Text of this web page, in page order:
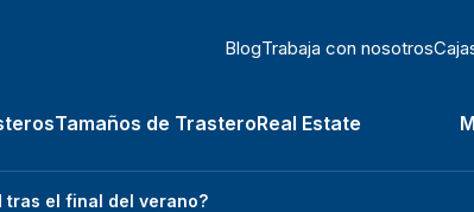
BlogTrabaja con nosotros
Tamaños de TrasteroReal Estate
tras el final del verano?